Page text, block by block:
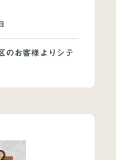
のお客様よりシテ